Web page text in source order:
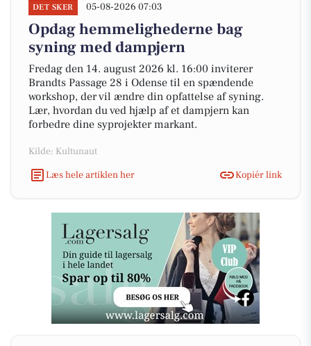
DET SKER 05-08-2026 07:03
Opdag hemmelighederne bag
syning med dampjern
Fredag den 14. august 2026 kl. 16:00 inviterer
Brandts Passage 28 i Odense til en spændende
workshop, der vil ændre din opfattelse af syning.
Lær, hvordan du ved hjælp af et dampjern kan
forbedre dine syprojekter markant.
Kilde: Kultunaut
Læs hele artiklen her
Kopiér link